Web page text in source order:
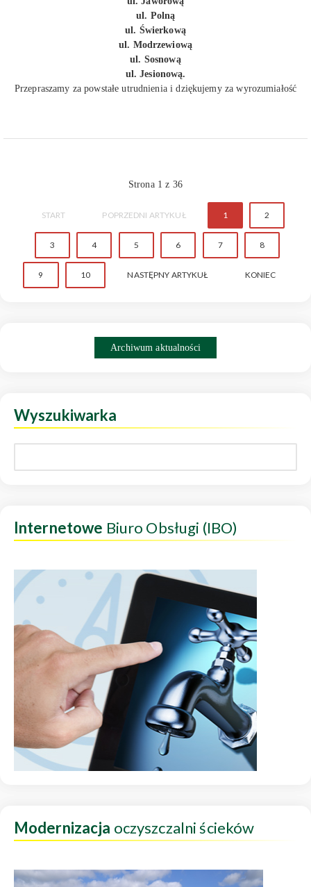
ul. Polną
ul. Świerkową
ul. Modrzewiową
ul. Sosnową
ul. Jesionową.
Przepraszamy za powstałe utrudnienia i dziękujemy za wyrozumiałość
Strona 1 z 36
START POPRZEDNI ARTYKUŁ 1 2
3 4 5 6 7 8
9 10 NASTĘPNY ARTYKUŁ KONIEC
Archiwum aktualności
Wyszukiwarka
Internetowe Biuro Obsługi (IBO)
Modernizacja oczyszczalni ścieków